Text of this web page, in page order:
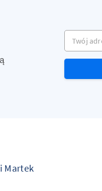
Twój adres
Martek